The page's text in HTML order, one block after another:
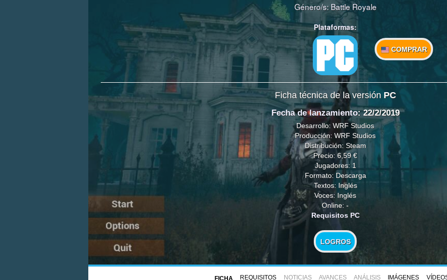
Género/s: Battle Royale
Plataformas:
COMPRAR
Ficha técnica de la versión PC
Fecha de lanzamiento: 22/2/2019
Desarrollo: WRF Studios
Producción: WRF Studios
Distribución: Steam
Precio: 6,59 €
Jugadores: 1
Formato: Descarga
Textos: Inglés
Voces: Inglés
Online: -
Requisitos PC
LOGROS
FICHA REQUISITOS NOTICIAS AVANCES ANÁLISIS IMÁGENES